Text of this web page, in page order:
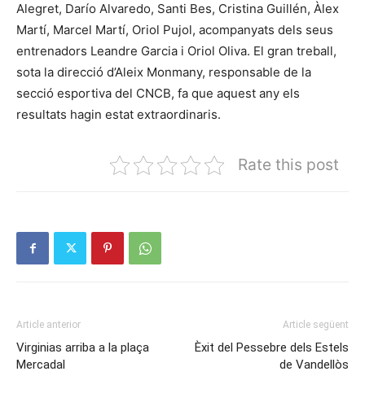
Alegret, Darío Alvaredo, Santi Bes, Cristina Guillén, Àlex
Martí, Marcel Martí, Oriol Pujol, acompanyats dels seus
entrenadors Leandre Garcia i Oriol Oliva. El gran treball,
sota la direcció d’Aleix Monmany, responsable de la
secció esportiva del CNCB, fa que aquest any els
resultats hagin estat extraordinaris.
Rate this post
Article anterior
Virginias arriba a la plaça
Mercadal
Article següent
Èxit del Pessebre dels Estels
de Vandellòs